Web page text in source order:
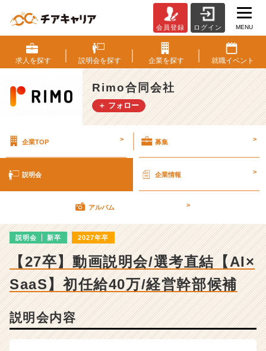
i
m
o
合
同
会
明
細
|
ン
チ
ャ
ー・
成
長
か
会員登録 ログイン MENU
求人を探す 説明会を探す 企業を探す 就職イベント
Rimo合同会社
＋ フォロー
企業TOP > 募集 >
説明会 企業情報 >
アルバム >
説明会 新卒 2027年卒
【27卒】動画説明会/選考直結【AI×
SaaS】初任給40万/経営幹部候補
説明会内容